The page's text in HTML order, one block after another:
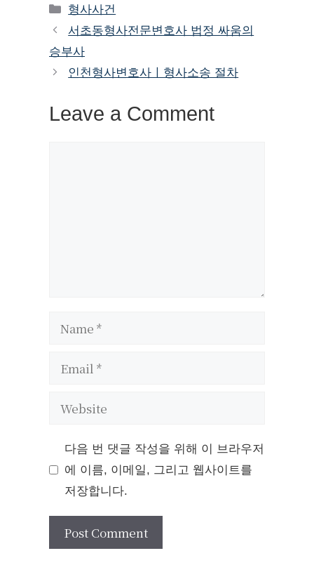
Categories
형사사건
서초동형사전문변호사 법정 싸움의
승부사
인천형사변호사ㅣ형사소송 절차
Leave a Comment
Website
다음 번 댓글 작성을 위해 이 브라우저
에 이름, 이메일, 그리고 웹사이트를
저장합니다.